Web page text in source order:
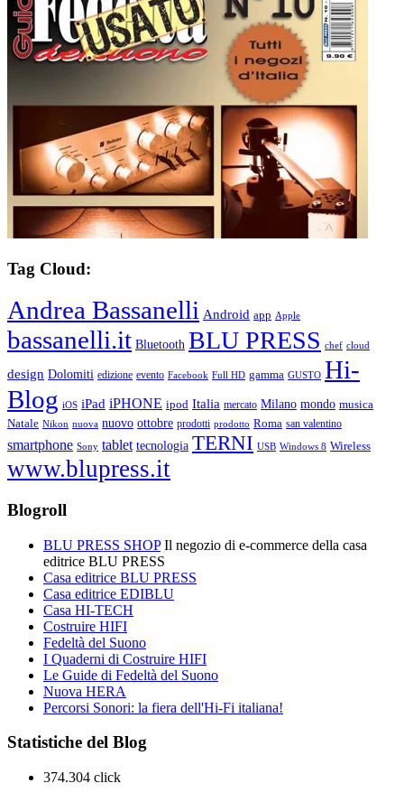
Tag Cloud:
Andrea Bassanelli Android app Apple
bassanelli.it Bluetooth BLU PRESS chef cloud
design Dolomiti edizione evento Facebook Full HD gamma GUSTO Hi-
Blog iOS iPad iPHONE ipod Italia mercato Milano mondo musica
Natale Nikon nuova nuovo ottobre prodotti prodotto Roma san valentino
smartphone Sony tablet tecnologia TERNI USB Windows 8 Wireless
www.blupress.it
Blogroll
BLU PRESS SHOPIl negozio di e-commerce della casa
editrice BLU PRESS
Casa editrice BLU PRESS
Casa editrice EDIBLU
Casa HI-TECH
Costruire HIFI
Fedeltà del Suono
I Quaderni di Costruire HIFI
Le Guide di Fedeltà del Suono
Nuova HERA
Percorsi Sonori: la fiera dell'Hi-Fi italiana!
Statistiche del Blog
374.304 click